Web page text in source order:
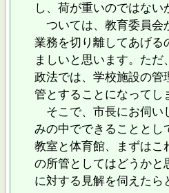
し、荷が重いのではない
ついては、教育委員会
業務を切り離してあげる
ましいと思います。ただ
政法では、学校施設の管
管とすることになってし
そこで、市長にお伺い
みの中でできることとし
教室と体育館、まずはこ
の所管としてはどうかと
に対する見解を伺えたら